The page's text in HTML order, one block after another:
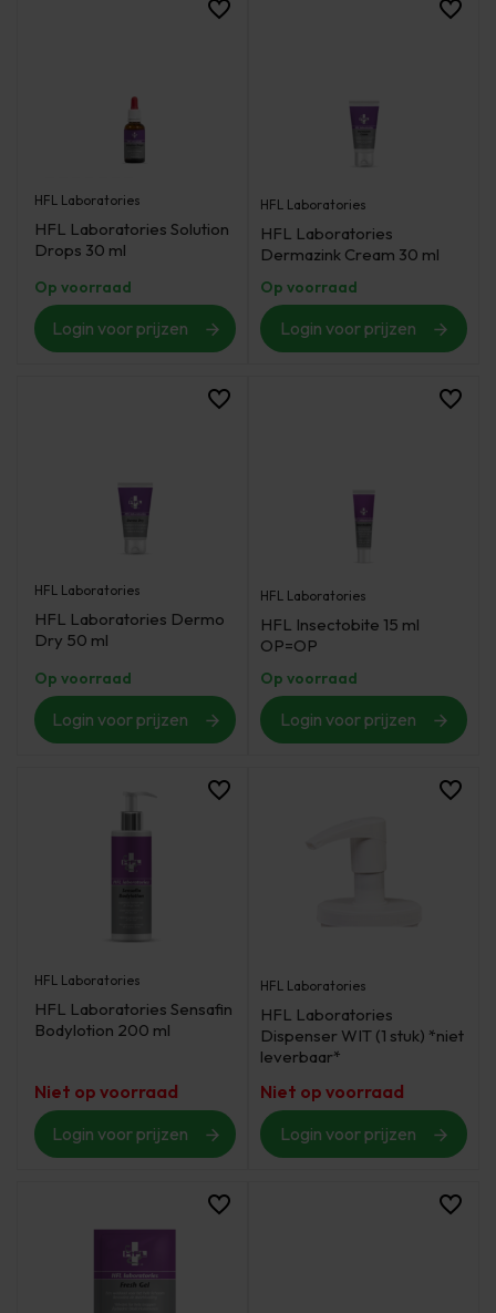
HFL Laboratories
HFL Laboratories Solution
Drops 30 ml
Op voorraad
Login voor prijzen
HFL Laboratories
HFL Laboratories
Dermazink Cream 30 ml
Op voorraad
Login voor prijzen
HFL Laboratories
HFL Laboratories Dermo
Dry 50 ml
Op voorraad
Login voor prijzen
HFL Laboratories
HFL Insectobite 15 ml
OP=OP
Op voorraad
Login voor prijzen
HFL Laboratories
HFL Laboratories Sensafin
Bodylotion 200 ml
Niet op voorraad
Login voor prijzen
HFL Laboratories
HFL Laboratories
Dispenser WIT (1 stuk) *niet
leverbaar*
Niet op voorraad
Login voor prijzen